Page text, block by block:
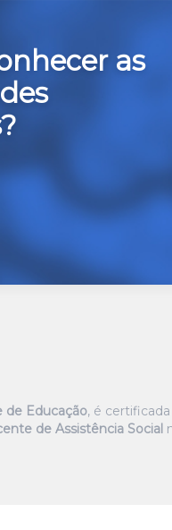
as
de Educação, é
de Assistência Social